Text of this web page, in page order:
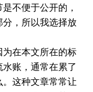
不便于公开的，
，所以我选择放
在本文所在的标
账，通常在累了
这种文章常常让